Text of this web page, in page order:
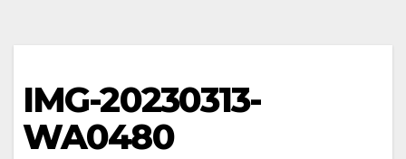
IMG-20230313-
WA0480